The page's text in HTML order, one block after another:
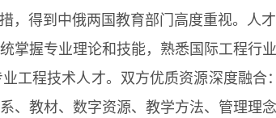
，得到中俄两国教育部门高度重视。人
掌握专业理论和技能，熟悉国际工程行
工程技术人才。双方优质资源深度融
、教材、数字资源、教学方法、管理理